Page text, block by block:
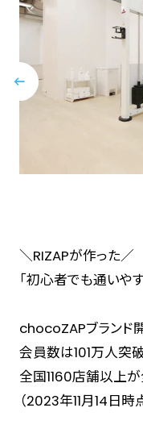
＼RIZAPが作った／
「初心者でも通いや
chocoZAPブランド
会員数は101万人突
全国1160店舗以上
（2023年11月14日時